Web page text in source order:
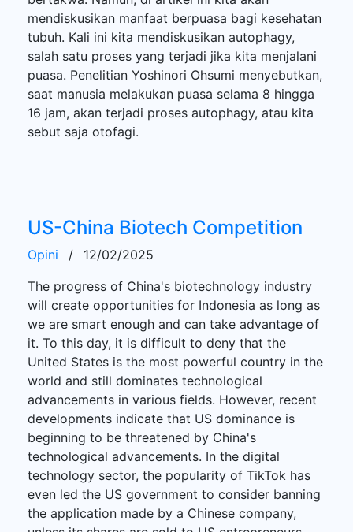
mendiskusikan manfaat berpuasa bagi kesehatan
tubuh. Kali ini kita mendiskusikan autophagy,
salah satu proses yang terjadi jika kita menjalani
puasa. Penelitian Yoshinori Ohsumi menyebutkan,
saat manusia melakukan puasa selama 8 hingga
16 jam, akan terjadi proses autophagy, atau kita
sebut saja otofagi.
US-China Biotech Competition
Opini /
12/02/2025
The progress of China's biotechnology industry
will create opportunities for Indonesia as long as
we are smart enough and can take advantage of
it. To this day, it is difficult to deny that the
United States is the most powerful country in the
world and still dominates technological
advancements in various fields. However, recent
developments indicate that US dominance is
beginning to be threatened by China's
technological advancements. In the digital
technology sector, the popularity of TikTok has
even led the US government to consider banning
the application made by a Chinese company,